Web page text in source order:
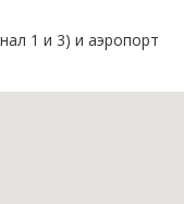
1 и 3) и аэропорт